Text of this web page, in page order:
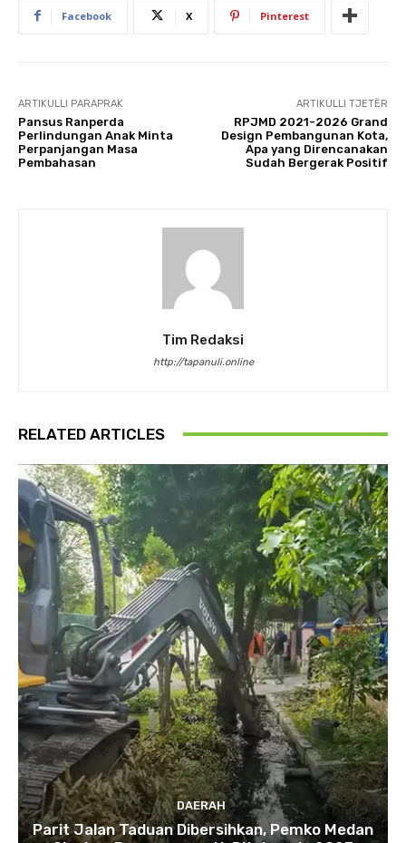
Facebook X Pinterest
ARTIKULLI PARAPRAK
Pansus Ranperda
Perlindungan Anak Minta
Perpanjangan Masa
Pembahasan
ARTIKULLI TJETËR
RPJMD 2021-2026 Grand
Design Pembangunan Kota,
Apa yang Direncanakan
Sudah Bergerak Positif
Tim Redaksi
http://tapanuli.online
RELATED ARTICLES
DAERAH
Parit Jalan Taduan Dibersihkan, Pemko Medan